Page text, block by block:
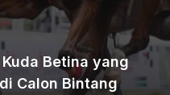
Betina yang
Calon Bintang